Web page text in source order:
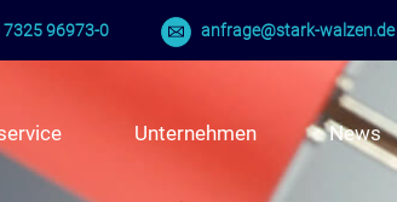
7325 96973-0 anfrage@stark-walzen.de
Unternehmen News